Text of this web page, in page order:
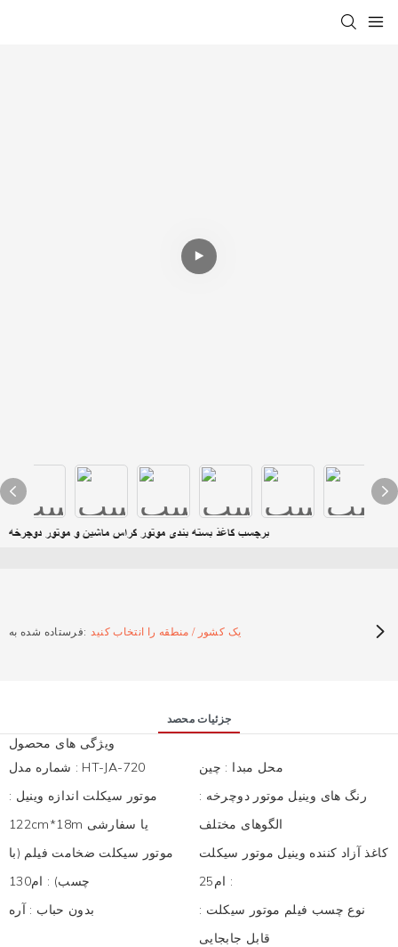
برچسب کاغذ بسته بندی موتور کراس ماشین و موتور دوچرخه
فرستاده شده به: یک کشور / منطقه را انتخاب کنید
جزئیات محصد
ویژگی های محصول
: HT-JA-720 محل مبدا : چین
موتور سیکلت اندازه وینیل :
122cm*18m یا سفارشی
رنگ های وینیل موتور دوچرخه :
الگوهای مختلف
موتور سیکلت ضخامت فیلم (با
چسب) : ام130
کاغذ آزاد کننده وینیل موتور سیکلت
: ام25
بدون حباب : آره نوع چسب فیلم موتور سیکلت :
قابل جابجایی